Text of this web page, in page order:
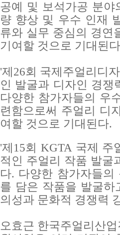
공예 및 보석가공 분
량 향상 및 우수 인재
류와 실무 중심의 경연
기여할 것으로 기대된
'제26회 국제주얼리디
인 발굴과 디자인 경쟁
다양한 참가자들의 우
련함으로써 주얼리 디
여할 것으로 기대된다.
'제15회 KGTA 국제 주
적인 주얼리 작품 발굴
다. 다양한 참가자들
를 담은 작품을 발굴
의성과 문화적 경쟁력
오효근 한국주얼리산